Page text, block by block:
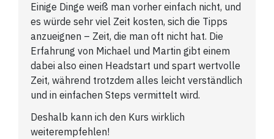
Einige Dinge weiß man vorher einfach nicht, und
es würde sehr viel Zeit kosten, sich die Tipps
anzueignen – Zeit, die man oft nicht hat. Die
Erfahrung von Michael und Martin gibt einem
dabei also einen Headstart und spart wertvolle
Zeit, während trotzdem alles leicht verständlich
und in einfachen Steps vermittelt wird.
Deshalb kann ich den Kurs wirklich
weiterempfehlen!